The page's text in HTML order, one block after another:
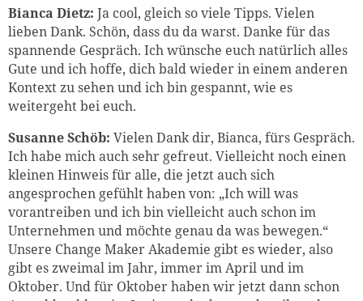
Bianca Dietz: Ja cool, gleich so viele Tipps. Vielen
lieben Dank. Schön, dass du da warst. Danke für das
spannende Gespräch. Ich wünsche euch natürlich alles
Gute und ich hoffe, dich bald wieder in einem anderen
Kontext zu sehen und ich bin gespannt, wie es
weitergeht bei euch.
Susanne Schöb: Vielen Dank dir, Bianca, fürs Gespräch.
Ich habe mich auch sehr gefreut. Vielleicht noch einen
kleinen Hinweis für alle, die jetzt auch sich
angesprochen gefühlt haben von: „Ich will was
vorantreiben und ich bin vielleicht auch schon im
Unternehmen und möchte genau da was bewegen.“
Unsere Change Maker Akademie gibt es wieder, also
gibt es zweimal im Jahr, immer im April und im
Oktober. Und für Oktober haben wir jetzt dann schon